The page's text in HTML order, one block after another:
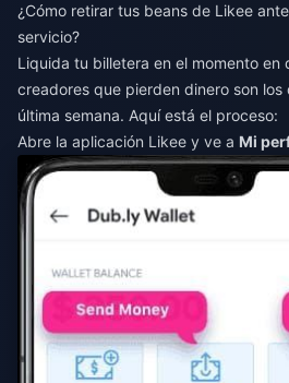
¿Cómo retirar tus beans de Likee
servicio?
Liquida tu billetera en el momento en
creadores que pierden dinero son los
última semana. Aquí está el proceso:
Abre la aplicación Likee y ve a Mi